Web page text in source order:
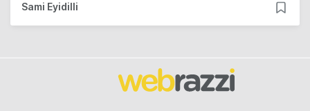
Sami Eyidilli